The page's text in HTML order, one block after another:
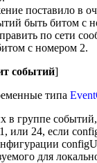
поставило в
быть битом с
по сети
с номером 2.
событий]
типа
в группе
или 24, если
для